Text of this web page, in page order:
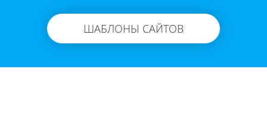
ШАБЛОНЫ САЙТОВ